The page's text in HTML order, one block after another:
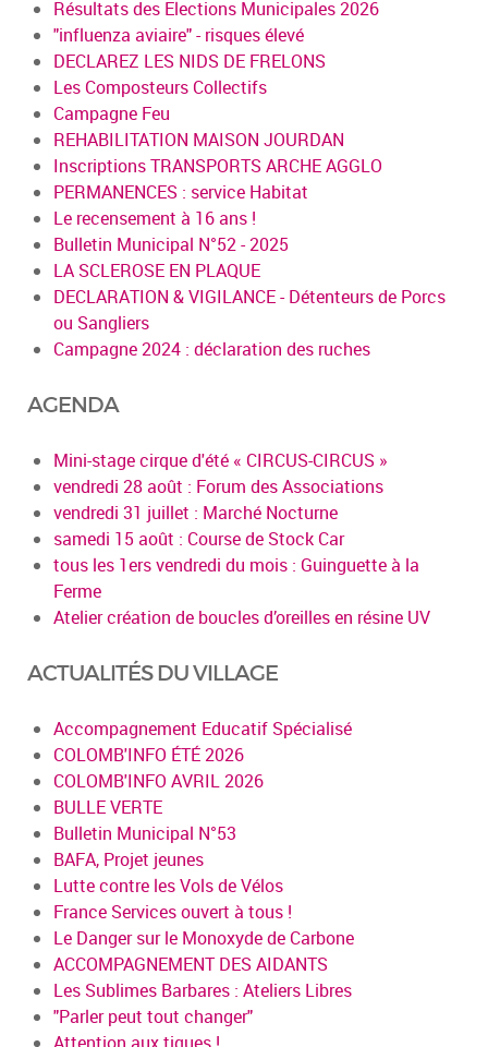
Résultats des Elections Municipales 2026
"influenza aviaire" - risques élevé
DECLAREZ LES NIDS DE FRELONS
Les Composteurs Collectifs
Campagne Feu
REHABILITATION MAISON JOURDAN
Inscriptions TRANSPORTS ARCHE AGGLO
PERMANENCES : service Habitat
Le recensement à 16 ans !
Bulletin Municipal N°52 - 2025
LA SCLEROSE EN PLAQUE
DECLARATION & VIGILANCE - Détenteurs de Porcs
ou Sangliers
Campagne 2024 : déclaration des ruches
AGENDA
Mini-stage cirque d'été « CIRCUS-CIRCUS »
vendredi 28 août : Forum des Associations
vendredi 31 juillet : Marché Nocturne
samedi 15 août : Course de Stock Car
tous les 1ers vendredi du mois : Guinguette à la
Ferme
Atelier création de boucles d’oreilles en résine UV
ACTUALITÉS DU VILLAGE
Accompagnement Educatif Spécialisé
COLOMB'INFO ÉTÉ 2026
COLOMB'INFO AVRIL 2026
BULLE VERTE
Bulletin Municipal N°53
BAFA, Projet jeunes
Lutte contre les Vols de Vélos
France Services ouvert à tous !
Le Danger sur le Monoxyde de Carbone
ACCOMPAGNEMENT DES AIDANTS
Les Sublimes Barbares : Ateliers Libres
"Parler peut tout changer"